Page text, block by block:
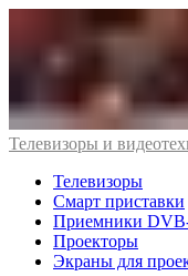
Телевизоры и
Телевизоры
Смарт приставки
Приемники
Проекторы
Экраны для